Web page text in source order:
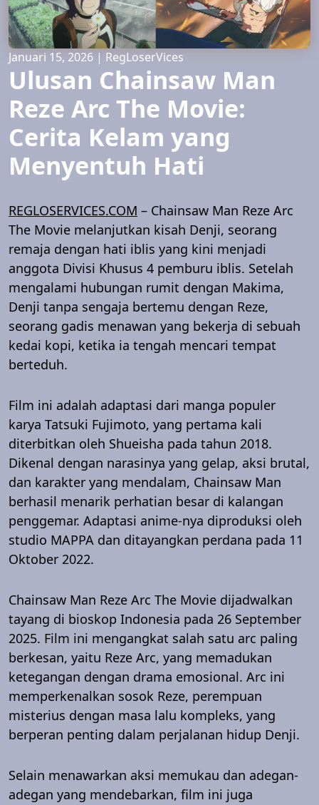
Januari 15, 2026 | RegLoserVices
Ulusan Chainsaw Man
Reze Arc The Movie:
Cerita Kelam yang
Menyentuh Hati
REGLOSERVICES.COM – Chainsaw Man Reze Arc
The Movie melanjutkan kisah Denji, seorang
remaja dengan hati iblis yang kini menjadi
anggota Divisi Khusus 4 pemburu iblis. Setelah
mengalami hubungan rumit dengan Makima,
Denji tanpa sengaja bertemu dengan Reze,
seorang gadis menawan yang bekerja di sebuah
kedai kopi, ketika ia tengah mencari tempat
berteduh.
Film ini adalah adaptasi dari manga populer
karya Tatsuki Fujimoto, yang pertama kali
diterbitkan oleh Shueisha pada tahun 2018.
Dikenal dengan narasinya yang gelap, aksi brutal,
dan karakter yang mendalam, Chainsaw Man
berhasil menarik perhatian besar di kalangan
penggemar. Adaptasi anime-nya diproduksi oleh
studio MAPPA dan ditayangkan perdana pada 11
Oktober 2022.
Chainsaw Man Reze Arc The Movie dijadwalkan
tayang di bioskop Indonesia pada 26 September
2025. Film ini mengangkat salah satu arc paling
berkesan, yaitu Reze Arc, yang memadukan
ketegangan dengan drama emosional. Arc ini
memperkenalkan sosok Reze, perempuan
misterius dengan masa lalu kompleks, yang
berperan penting dalam perjalanan hidup Denji.
Selain menawarkan aksi memukau dan adegan-
adegan yang mendebarkan, film ini juga